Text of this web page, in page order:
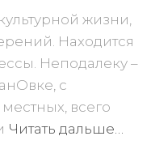
жизни,
Находится
Неподалеку –
с
всего
Читать дальше…